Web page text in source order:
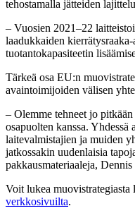
tehostamalla jätteiden
– Vuosien 2021–22
laadukkaiden
tuotantokapasiteetin
Tärkeä osa EU:n
avaintoimijoiden välisen
– Olemme tehneet jo
osapuolten kanssa.
laitevalmistajien ja muiden
jatkossakin uudenlaisia
pakkausmateriaaleja, Dennis
Voit lukea muovistrategiasta
verkkosivuilta.